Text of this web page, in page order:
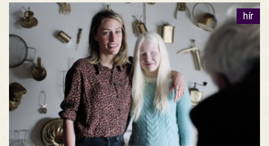
hír